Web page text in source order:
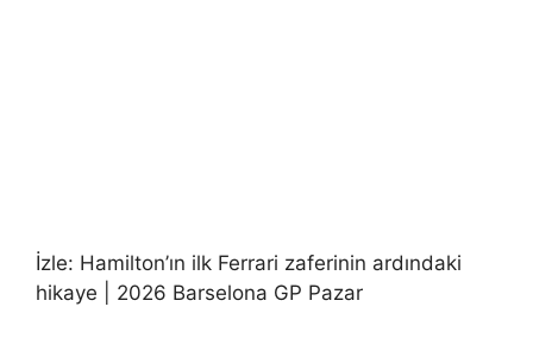
İzle: Hamilton’ın ilk Ferrari zaferinin ardındaki
hikaye | 2026 Barselona GP Pazar